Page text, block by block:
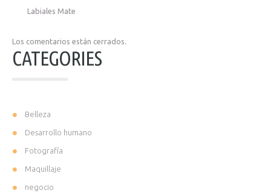
Labiales Mate
Los comentarios están cerrados.
CATEGORIES
Belleza
Desarrollo humano
Fotografía
Maquillaje
negocio